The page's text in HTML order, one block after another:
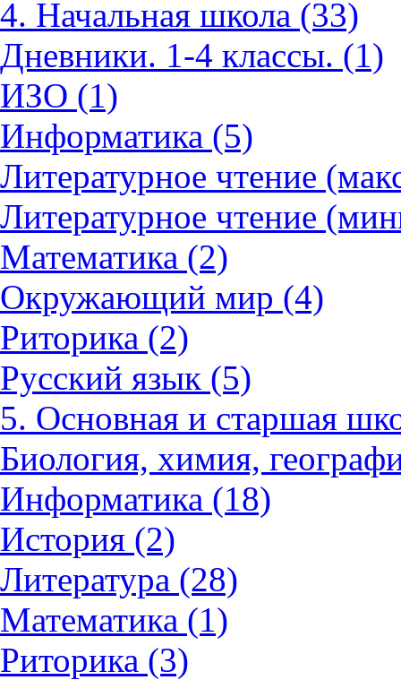
4. Начальная школа (33)
Дневники. 1-4 классы. (1)
ИЗО (1)
Информатика (5)
Литературное чтение
Литературное чтение
Математика (2)
Окружающий мир (4)
Риторика (2)
Русский язык (5)
5. Основная и старшая
Биология, химия,
Информатика (18)
История (2)
Литература (28)
Математика (1)
Риторика (3)